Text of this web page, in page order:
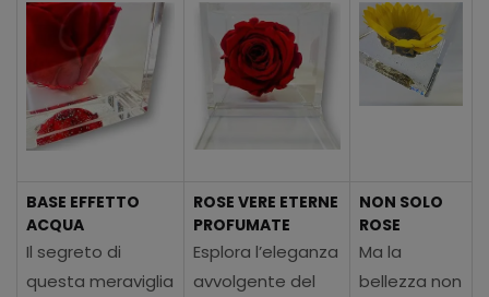
BASE EFFETTO
ACQUA
Il segreto di
questa meraviglia
ROSE VERE ETERNE
PROFUMATE
Esplora l’eleganza
avvolgente del
NON SOLO
ROSE
Ma la
bellezza non